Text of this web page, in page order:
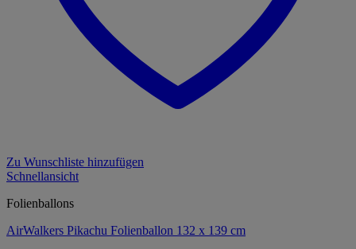
Zu Wunschliste hinzufügen
Schnellansicht
Folienballons
AirWalkers Pikachu Folienballon 132 x 139 cm